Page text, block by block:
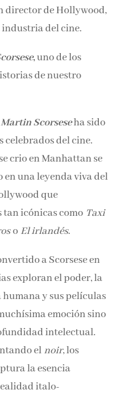
director de
vivo de la industria
,uno de los
de nuestro
Martin Scorseseha
más celebrados del
se crio en
convirtiendo en una
ha nutrido el
con películas tan
a Scorsese en
exploran el poder,
humana y sus
de muchísima
una gran
trabajo, ya sea
términos y condiciones